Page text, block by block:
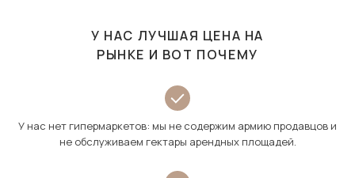
У НАС ЛУЧШАЯ ЦЕНА НА
РЫНКЕ И ВОТ ПОЧЕМУ
У нас нет гипермаркетов: мы не содержим армию продавцов и
не обслуживаем гектары арендных площадей.